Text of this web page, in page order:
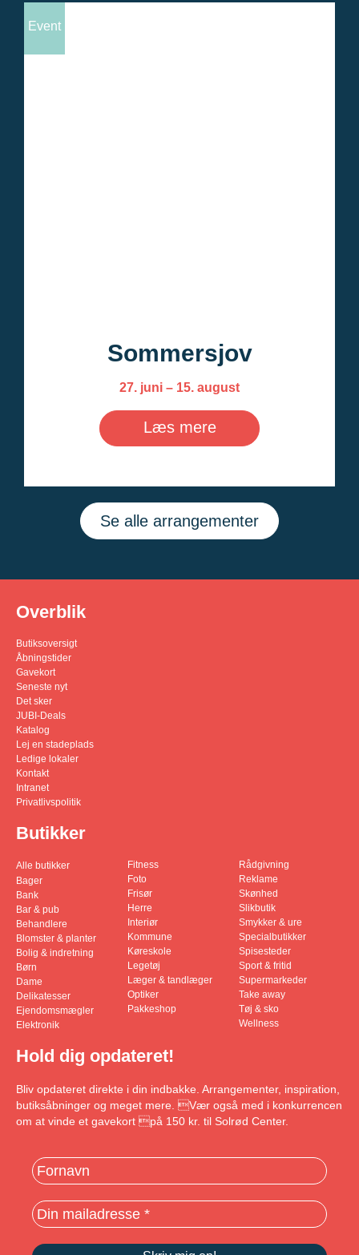
Event
Sommersjov
27. juni – 15. august
Læs mere
Se alle arrangementer
Overblik
Butiksoversigt
Åbningstider
Gavekort
Seneste nyt
Det sker
JUBI-Deals
Katalog
Lej en stadeplads
Ledige lokaler
Kontakt
Intranet
Privatlivspolitik
Butikker
Alle butikker
Bager
Bank
Bar & pub
Behandlere
Blomster & planter
Bolig & indretning
Børn
Dame
Delikatesser
Ejendomsmægler
Elektronik
Fitness
Foto
Frisør
Herre
Interiør
Kommune
Køreskole
Legetøj
Læger & tandlæger
Optiker
Pakkeshop
Rådgivning
Reklame
Skønhed
Slikbutik
Smykker & ure
Specialbutikker
Spisesteder
Sport & fritid
Supermarkeder
Take away
Tøj & sko
Wellness
Hold dig opdateret!
Bliv opdateret direkte i din indbakke. Arrangementer, inspiration,
butiksåbninger og meget mere. Vær også med i konkurrencen
om at vinde et gavekort på 150 kr. til Solrød Center.